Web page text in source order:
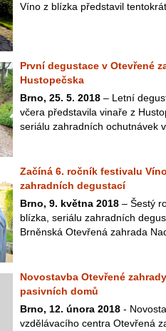
Víno z blízka představil
První degustace v Otevřené
Hustopečska
Brno, 25. 5. 2018 – Letní
včera představila vinaře z
seriálu zahradních ochutnávek
Začíná 6. ročník festivalu
zahradních degustací
Brno, 9. května 2018 – Šestý
blízka, seriálu zahradních
Brněnská Otevřená zahrada
Novostavba Otevřené
pasivních domů
Brno, 12. února 2018 -
vzdělávacího centra Otevřená